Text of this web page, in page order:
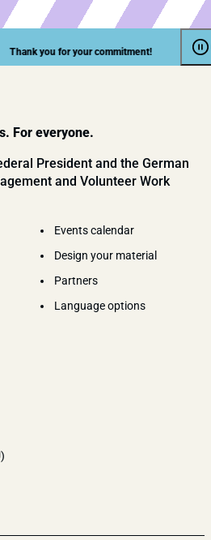
Thank you for your commitment!
For everyone.
President and the German
and Volunteer Work
Events calendar
Design your material
Partners
Language options